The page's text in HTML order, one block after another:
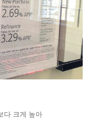
다 크게 높아